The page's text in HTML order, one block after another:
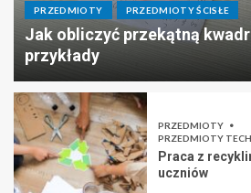
PRZEDMIOTY PRZEDMIOTY ŚCISŁE
Jak obliczyć przekątną
przykłady
PRZEDMIOTY
PRZEDMIOTY
Praca z
uczniów